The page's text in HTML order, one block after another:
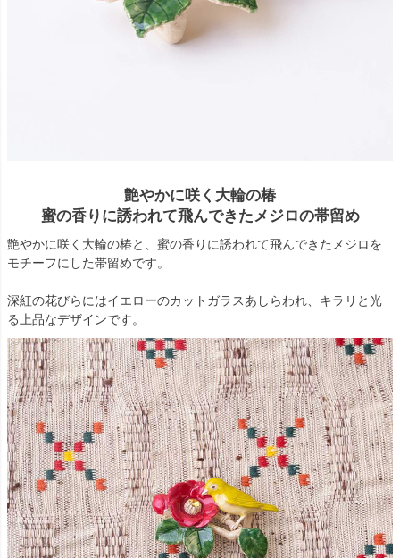
艶やかに咲く大輪の椿
蜜の香りに誘われて飛んできたメジロの帯留め
艶やかに咲く大輪の椿と、蜜の香りに誘われて飛んできたメジロを
モチーフにした帯留めです。
深紅の花びらにはイエローのカットガラスあしらわれ、キラリと光
る上品なデザインです。